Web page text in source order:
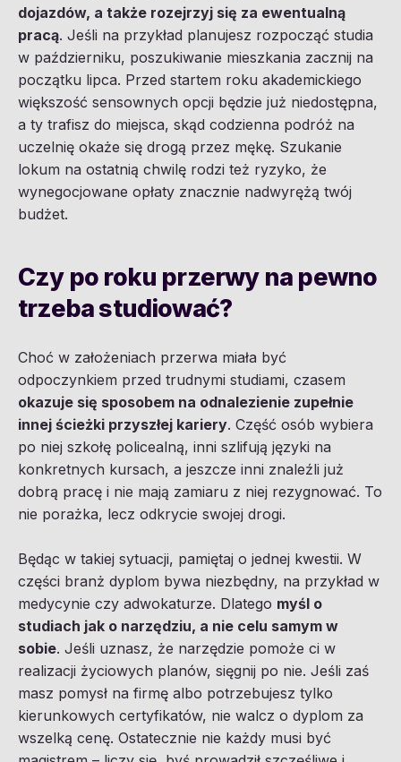
dojazdów, a także rozejrzyj się za ewentualną
pracą. Jeśli na przykład planujesz rozpocząć studia
w październiku, poszukiwanie mieszkania zacznij na
początku lipca. Przed startem roku akademickiego
większość sensownych opcji będzie już niedostępna,
a ty trafisz do miejsca, skąd codzienna podróż na
uczelnię okaże się drogą przez mękę. Szukanie
lokum na ostatnią chwilę rodzi też ryzyko, że
wynegocjowane opłaty znacznie nadwyrężą twój
budżet.
Czy po roku przerwy na pewno
trzeba studiować?
Choć w założeniach przerwa miała być
odpoczynkiem przed trudnymi studiami, czasem
okazuje się sposobem na odnalezienie zupełnie
innej ścieżki przyszłej kariery. Część osób wybiera
po niej szkołę policealną, inni szlifują języki na
konkretnych kursach, a jeszcze inni znaleźli już
dobrą pracę i nie mają zamiaru z niej rezygnować. To
nie porażka, lecz odkrycie swojej drogi.
Będąc w takiej sytuacji, pamiętaj o jednej kwestii. W
części branż dyplom bywa niezbędny, na przykład w
medycynie czy adwokaturze. Dlatego myśl o
studiach jak o narzędziu, a nie celu samym w
sobie. Jeśli uznasz, że narzędzie pomoże ci w
realizacji życiowych planów, sięgnij po nie. Jeśli zaś
masz pomysł na firmę albo potrzebujesz tylko
kierunkowych certyfikatów, nie walcz o dyplom za
wszelką cenę. Ostatecznie nie każdy musi być